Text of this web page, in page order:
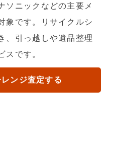
ソニックなどの主要メ
象です。リサイクルシ
、引っ越しや遺品整理
スです。
ンジ査定する